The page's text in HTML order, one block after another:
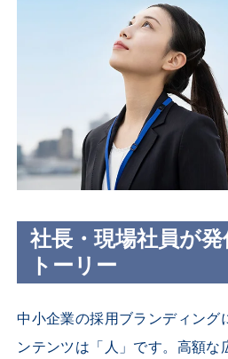
社長・現場社員が
トーリー
中小企業の採用ブランディング
ンテンツは「人」です。高額な